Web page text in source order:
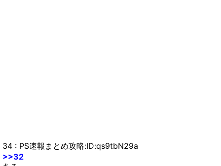
34 : PS速報まとめ攻略:ID:qs9tbN29a
>>32